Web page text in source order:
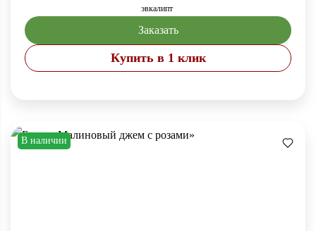
эвкалипт
Заказать
Купить в 1 клик
В наличии